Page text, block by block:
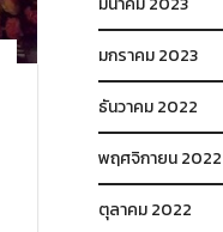
มกราคม 2023
ธันวาคม 2022
พฤศจิกายน 2022
ตุลาคม 2022